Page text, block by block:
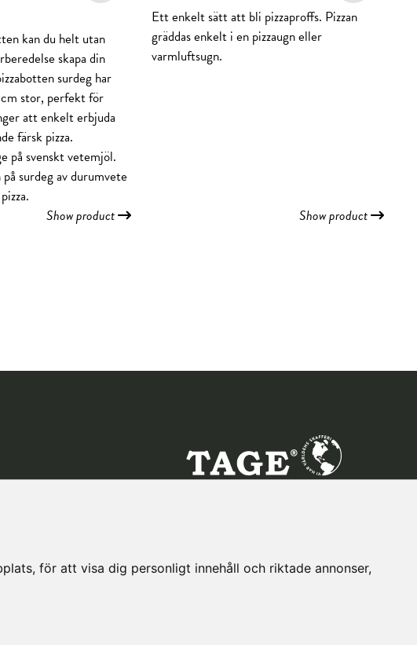
för att visa dig personligt innehåll och riktade annonser,
kan du helt utan
skapa din
surdeg har
stor, perfekt för
att enkelt erbjuda
färsk pizza.
på svenskt vetemjöl.
surdeg av durumvete
Show product
Ett enkelt sätt att bli pizzaproffs. Pizzan
gräddas enkelt i en pizzaugn eller
varmluftsugn.
Show product